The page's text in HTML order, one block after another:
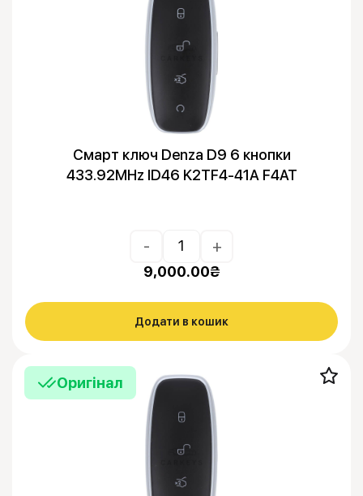
Смарт ключ Denza D9 6 кнопки
433.92MHz ID46 K2TF4-41A F4AT
- +
9,000.00₴
Додати в кошик
Оригінал